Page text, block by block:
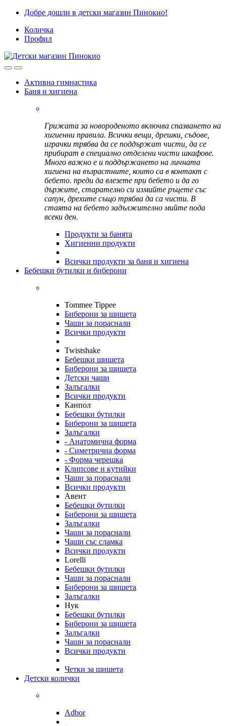
Skip
navigation
Skip
content
Добре дошли в детски магазин Пинокио!
Количка
Профил
Активна гимнастика
Баня и хигиена
Грижата за новороденото включва спазването на
хигиенни правила. Всички вещи, дрешки, съдове,
играчки трябва да се поддържат чисти, да се
прибират в специално отделени чисти шкафове.
Много важно е и поддържането на личната
хигиена на възрастните, които са в контакт с
бебето. преди да влезете при бебето и да го
държите, старателно си измийте ръцете със
сапун, дрехите също трябва да са чисти. В
стаята на бебето задължително мийте пода
всеки ден.
Продукти за банята
Хигиенни продукти
Всички продукти за баня и хигиена
Бебешки бутилки и биберони
Tommee Tippee
Биберони за шишета
Чаши за пораснали
Всички продукти
Twistshake
Бебешки шишета
Биберони за шишета
Детски чаши
Залъгалки
Всички продукти
Канпол
Бебешки бутилки
Биберони за шишета
Залъгалки
- Анатомична форма
- Симетрична форма
- Форма черешка
Клипсове и кутийки
Чаши за пораснали
Всички продукти
Авент
Бебешки бутилки
Биберони за шишета
Залъгалки
Чаши за пораснали
Чаши със сламка
Всички продукти
Lorelli
Бебешки бутилки
Чаши за пораснали
Биберони за шишета
Залъгалки
Нук
Бебешки бутилки
Биберони за шишета
Залъгалки
Чаши за пораснали
Всички продукти
Четки за шишета
Детски колички
Adbor